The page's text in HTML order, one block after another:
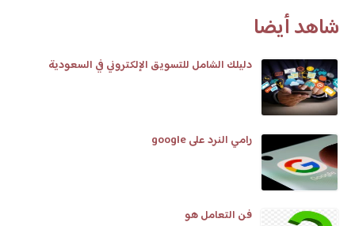
شاهد أيضا
دليلك الشامل للتسويق الإلكتروني في السعودية
رامي النرد على google
فن التعامل هو